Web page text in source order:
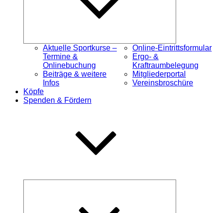
Aktuelle Sportkurse –
Termine &
Onlinebuchung
Beiträge & weitere
Infos
Online-Eintrittsformular
Ergo- &
Kraftraumbelegung
Mitgliederportal
Vereinsbroschüre
Köpfe
Spenden & Fördern